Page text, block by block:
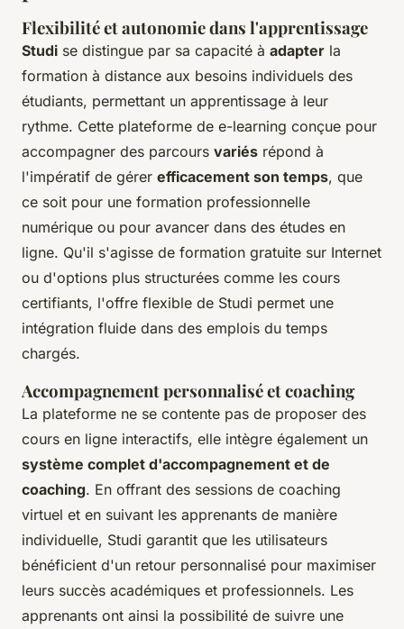
Flexibilité et autonomie dans l'apprentissage
Studi se distingue par sa capacité à adapter la
formation à distance aux besoins individuels des
étudiants, permettant un apprentissage à leur
rythme. Cette plateforme de e-learning conçue pour
accompagner des parcours variés répond à
l'impératif de gérer efficacement son temps, que
ce soit pour une formation professionnelle
numérique ou pour avancer dans des études en
ligne. Qu'il s'agisse de formation gratuite sur Internet
ou d'options plus structurées comme les cours
certifiants, l'offre flexible de Studi permet une
intégration fluide dans des emplois du temps
chargés.
Accompagnement personnalisé et coaching
La plateforme ne se contente pas de proposer des
cours en ligne interactifs, elle intègre également un
système complet d'accompagnement et de
coaching. En offrant des sessions de coaching
virtuel et en suivant les apprenants de manière
individuelle, Studi garantit que les utilisateurs
bénéficient d'un retour personnalisé pour maximiser
leurs succès académiques et professionnels. Les
apprenants ont ainsi la possibilité de suivre une